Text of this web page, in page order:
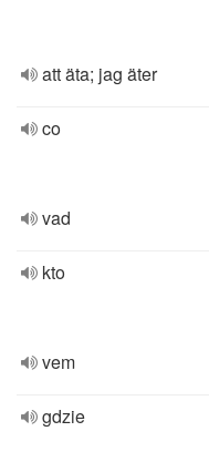
att äta; jag äter
co
vad
kto
vem
gdzie